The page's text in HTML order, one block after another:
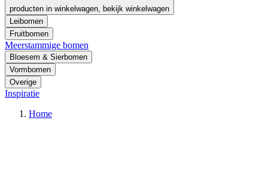
producten in winkelwagen, bekijk winkelwagen
Leibomen
Fruitbomen
Meerstammige bomen
Bloesem & Sierbomen
Vormbomen
Overige
Inspiratie
Home